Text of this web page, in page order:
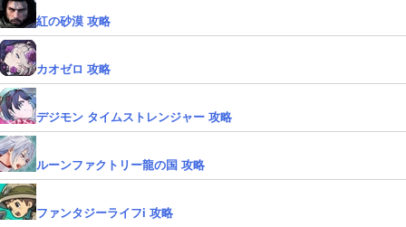
紅の砂漠 攻略
カオゼロ 攻略
デジモン タイムストレンジャー 攻略
ルーンファクトリー龍の国 攻略
ファンタジーライフi 攻略